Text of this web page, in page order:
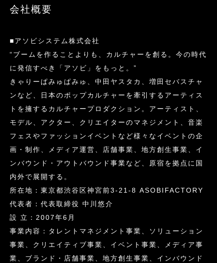
会社概要
■アソビシステム株式会社
“ブームを作ることよりも、カルチャーを創る。今の時代
に発信すべき「アソビ」をもっと。”
きゃりーぱみゅぱみゅ、中田ヤスタカ、増田セバスチャ
ンなど、日本のポップカルチャーを牽引するアーティス
トを擁するカルチャープロダクション。アーティスト、
モデル、アクター、クリエイターのマネジメント、音楽
フェスやファッションイベントなど様々なイベントの企
画・制作、メディア運営、店舗事業、地方創生事業、イ
ンバウンド・アウトバウンド事業など、原宿を拠点に国
内外で展開する。
所在地：東京都渋谷区神宮前3-21-8 ASOBIFACTORY
代表者：代表取締役 中川悠介
設 立：2007年6月
事業内容：タレントマネジメント事業、ソリューション
事業、クリエイティブ事業、イベント事業、メディア事
業、ブランド・店舗事業、地方創生事業、インバウンド